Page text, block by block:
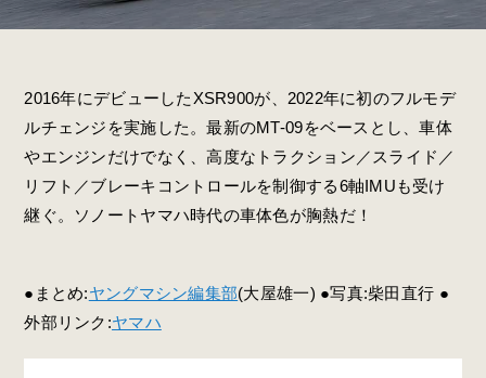
2016年にデビューしたXSR900が、2022年に初のフルモデ
ルチェンジを実施した。最新のMT-09をベースとし、車体
やエンジンだけでなく、高度なトラクション／スライド／
リフト／ブレーキコントロールを制御する6軸IMUも受け
継ぐ。ソノートヤマハ時代の車体色が胸熱だ！
●まとめ:ヤングマシン編集部(大屋雄一) ●写真:柴田直行 ●
外部リンク:ヤマハ